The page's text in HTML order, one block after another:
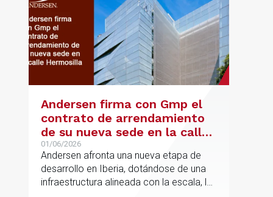
Andersen firma con Gmp el
contrato de arrendamiento
de su nueva sede en la calle
Hermosilla
01/06/2026
Andersen afronta una nueva etapa de
desarrollo en Iberia, dotándose de una
infraestructura alineada con la escala, la